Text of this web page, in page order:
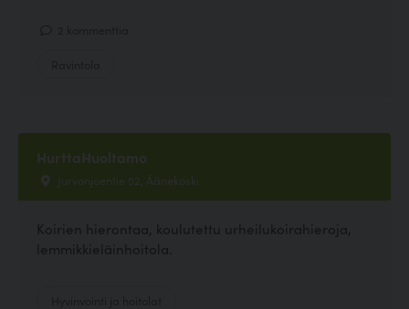
HurttaHuoltamo
Jurvonjoentie 52, Äänekoski
Koirien hierontaa, koulutettu urheilukoirahieroja,
lemmikkieläinhoitola.